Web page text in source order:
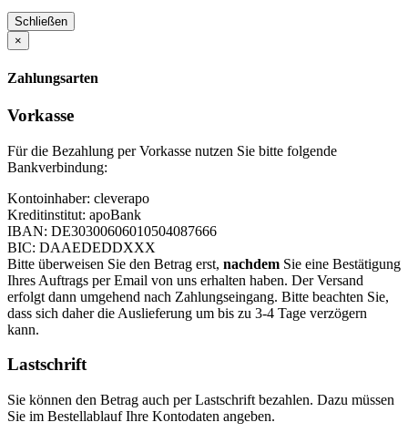
Schließen
×
Zahlungsarten
Vorkasse
Für die Bezahlung per Vorkasse nutzen Sie bitte folgende
Bankverbindung:
Kontoinhaber: cleverapo
Kreditinstitut: apoBank
IBAN: DE30300606010504087666
BIC: DAAEDEDDXXX
Bitte überweisen Sie den Betrag erst, nachdem Sie eine Bestätigung
Ihres Auftrags per Email von uns erhalten haben. Der Versand
erfolgt dann umgehend nach Zahlungseingang. Bitte beachten Sie,
dass sich daher die Auslieferung um bis zu 3-4 Tage verzögern
kann.
Lastschrift
Sie können den Betrag auch per Lastschrift bezahlen. Dazu müssen
Sie im Bestellablauf Ihre Kontodaten angeben.